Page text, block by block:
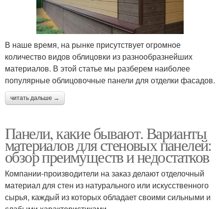
В наше время, на рынке присутствует огромное
количество видов облицовки из разнообразнейших
материалов. В этой статье мы разберем наиболее
популярные облицовочные панели для отделки фасадов.
читать дальше →
Панели, какие бывают. Варианты
материалов для стеновых панелей:
обзор преимуществ и недостатков
Компании-производители на заказ делают отделочный
материал для стен из натурального или искусственного
сырья, каждый из которых обладает своими сильными и